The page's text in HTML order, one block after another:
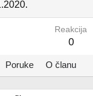
Reakcija
0
Poruke O članu